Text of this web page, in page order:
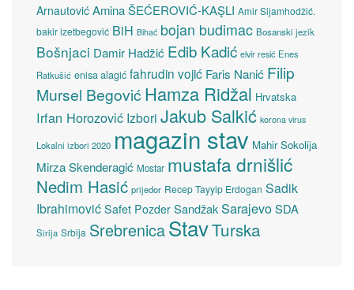
Arnautović Amina ŠEĆEROVIĆ-KAŞLI Amir Sijamhodžić.
bakir izetbegović BiH Bihać bojan budimac Bosanski jezik
Bošnjaci Damir Hadžić Edib Kadić elvir resić Enes
Ratkušić enisa alagić fahrudin vojić Faris Nanić Filip
Mursel Begović Hamza Ridžal Hrvatska
Irfan Horozović Izbori Jakub Salkić korona virus
Lokalni izbori 2020 magazin stav Mahir Sokolija
Mirza Skenderagić Mostar mustafa drnišlić
Nedim Hasić prijedor Recep Tayyip Erdogan Sadik
Ibrahimović Safet Pozder SandžakSarajevoSDA
Sirija Srbija SrebrenicaStavTurska